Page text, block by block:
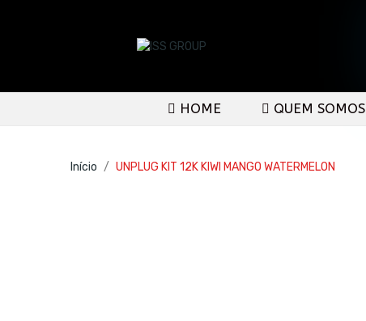
HOME QUEM SOMOS
Início UNPLUG KIT 12K KIWI MANGO WATERMELON